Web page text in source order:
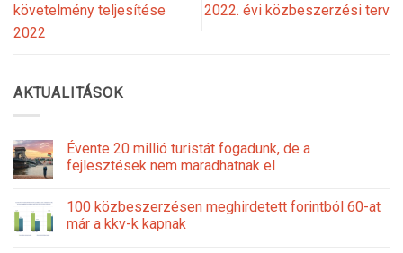
követelmény teljesítése
2022
2022. évi közbeszerzési terv
AKTUALITÁSOK
Évente 20 millió turistát fogadunk, de a
fejlesztések nem maradhatnak el
100 közbeszerzésen meghirdetett forintból 60-at
már a kkv-k kapnak